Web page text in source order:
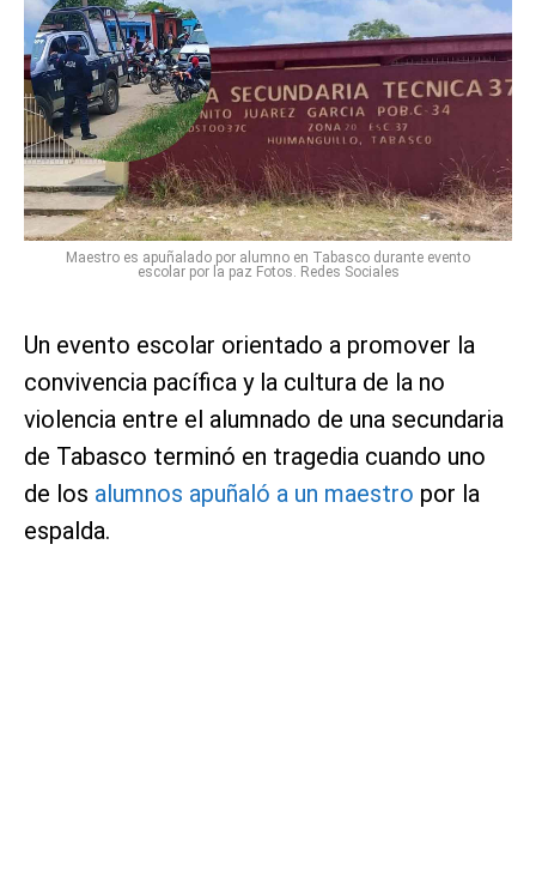
Maestro es apuñalado por alumno en Tabasco durante evento
escolar por la paz Fotos. Redes Sociales
Un evento escolar orientado a promover la
convivencia pacífica y la cultura de la no
violencia entre el alumnado de una secundaria
de Tabasco terminó en tragedia cuando uno
de los alumnos apuñaló a un maestro por la
espalda.